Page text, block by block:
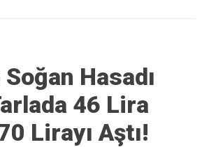
Soğan Hasadı
46 Lira
Lirayı Aştı!